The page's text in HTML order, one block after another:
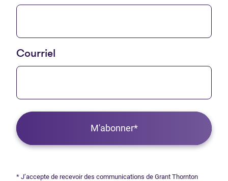
Courriel
M'abonner*
* J’accepte de recevoir des communications de Grant Thornton